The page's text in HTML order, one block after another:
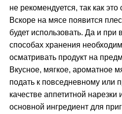
не рекомендуется, так как
Вскоре на мясе появится
будет использовать. Да и
способах хранения
осматривать продукт на
Вкусное, мягкое, ароматное
подать к повседневному или
качестве аппетитной нарезки
основной ингредиент для